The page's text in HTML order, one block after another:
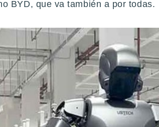
BYD, que va también a por todas.